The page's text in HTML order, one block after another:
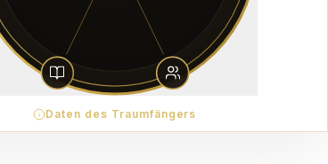
Daten des Traumfängers